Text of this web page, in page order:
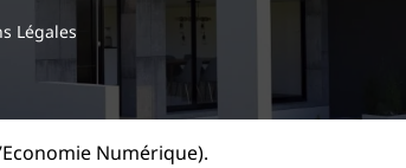
Légales
Numérique).